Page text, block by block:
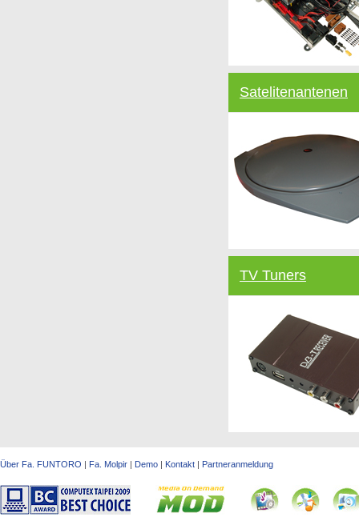
Satelitenantenen
TV Tuners
Über Fa. FUNTORO | Fa. Molpir | Demo | Kontakt | Partneranmeldung